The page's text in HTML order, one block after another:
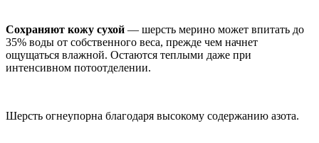
Сохраняют кожу сухой — шерсть мерино может впитать до
35% воды от собственного веса, прежде чем начнет
ощущаться влажной. Остаются теплыми даже при
интенсивном потоотделении.
Шерсть огнеупорна благодаря высокому содержанию азота.